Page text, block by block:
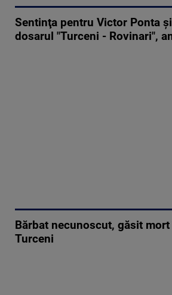
Sentinţa pentru Victor Ponta
dosarul "Turceni - Rovinari",
Bărbat necunoscut, găsit
Turceni